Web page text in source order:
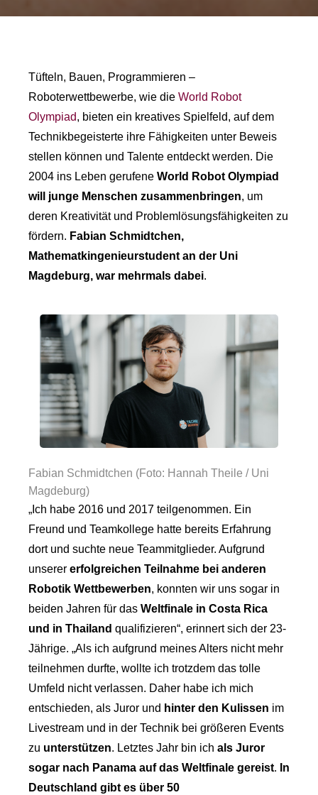
Tüfteln, Bauen, Programmieren –
Roboterwettbewerbe, wie die World Robot
Olympiad, bieten ein kreatives Spielfeld, auf dem
Technikbegeisterte ihre Fähigkeiten unter Beweis
stellen können und Talente entdeckt werden. Die
2004 ins Leben gerufene World Robot Olympiad
will junge Menschen zusammenbringen, um
deren Kreativität und Problemlösungsfähigkeiten zu
fördern. Fabian Schmidtchen,
Mathematkingenieurstudent an der Uni
Magdeburg, war mehrmals dabei.
Fabian Schmidtchen (Foto: Hannah Theile / Uni
Magdeburg)
„Ich habe 2016 und 2017 teilgenommen. Ein
Freund und Teamkollege hatte bereits Erfahrung
dort und suchte neue Teammitglieder. Aufgrund
unserer erfolgreichen Teilnahme bei anderen
Robotik Wettbewerben, konnten wir uns sogar in
beiden Jahren für das Weltfinale in Costa Rica
und in Thailand qualifizieren“, erinnert sich der 23-
Jährige. „Als ich aufgrund meines Alters nicht mehr
teilnehmen durfte, wollte ich trotzdem das tolle
Umfeld nicht verlassen. Daher habe ich mich
entschieden, als Juror und hinter den Kulissen im
Livestream und in der Technik bei größeren Events
zu unterstützen. Letztes Jahr bin ich als Juror
sogar nach Panama auf das Weltfinale gereist. In
Deutschland gibt es über 50